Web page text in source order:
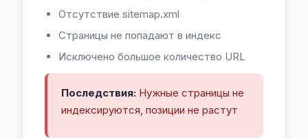
Отсутствие sitemap.xml
Страницы не попадают в индекс
Исключено большое количество URL
Последствия: Нужные страницы не
индексируются, позиции не растут